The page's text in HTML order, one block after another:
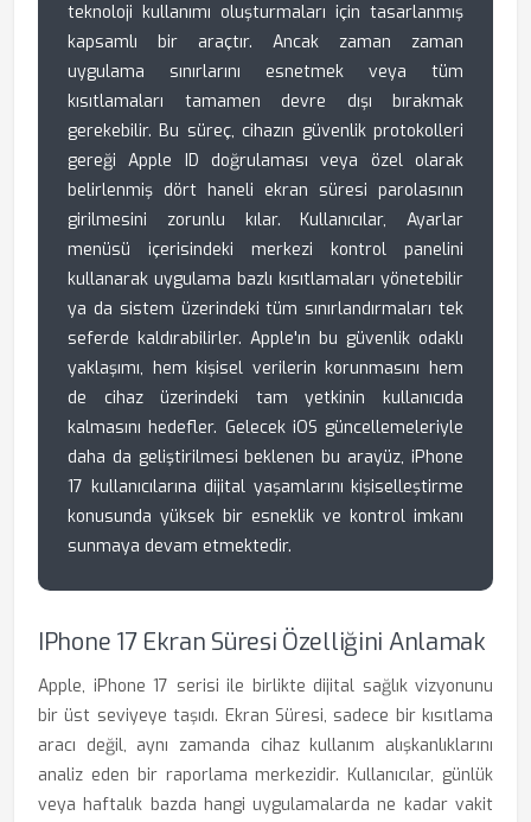
teknoloji kullanımı oluşturmaları için tasarlanmış
kapsamlı bir araçtır. Ancak zaman zaman
uygulama sınırlarını esnetmek veya tüm
kısıtlamaları tamamen devre dışı bırakmak
gerekebilir. Bu süreç, cihazın güvenlik protokolleri
gereği Apple ID doğrulaması veya özel olarak
belirlenmiş dört haneli ekran süresi parolasının
girilmesini zorunlu kılar. Kullanıcılar, Ayarlar
menüsü içerisindeki merkezi kontrol panelini
kullanarak uygulama bazlı kısıtlamaları yönetebilir
ya da sistem üzerindeki tüm sınırlandırmaları tek
seferde kaldırabilirler. Apple'ın bu güvenlik odaklı
yaklaşımı, hem kişisel verilerin korunmasını hem
de cihaz üzerindeki tam yetkinin kullanıcıda
kalmasını hedefler. Gelecek iOS güncellemeleriyle
daha da geliştirilmesi beklenen bu arayüz, iPhone
17 kullanıcılarına dijital yaşamlarını kişiselleştirme
konusunda yüksek bir esneklik ve kontrol imkanı
sunmaya devam etmektedir.
IPhone 17 Ekran Süresi Özelliğini Anlamak
Apple, iPhone 17 serisi ile birlikte dijital sağlık vizyonunu
bir üst seviyeye taşıdı. Ekran Süresi, sadece bir kısıtlama
aracı değil, aynı zamanda cihaz kullanım alışkanlıklarını
analiz eden bir raporlama merkezidir. Kullanıcılar, günlük
veya haftalık bazda hangi uygulamalarda ne kadar vakit